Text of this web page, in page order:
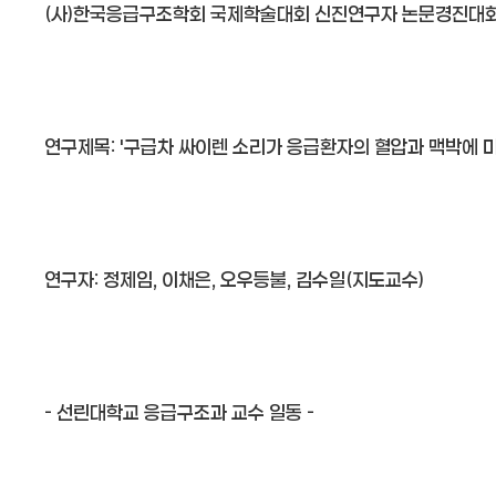
(사)한국응급구조학회 국제학술대회 신진연구자 논문경진대
연구제목: '구급차 싸이렌 소리가 응급환자의 혈압과 맥박에
연구자: 정제임, 이채은, 오우등불, 김수일(지도교수)
- 선린대학교 응급구조과 교수 일동 -